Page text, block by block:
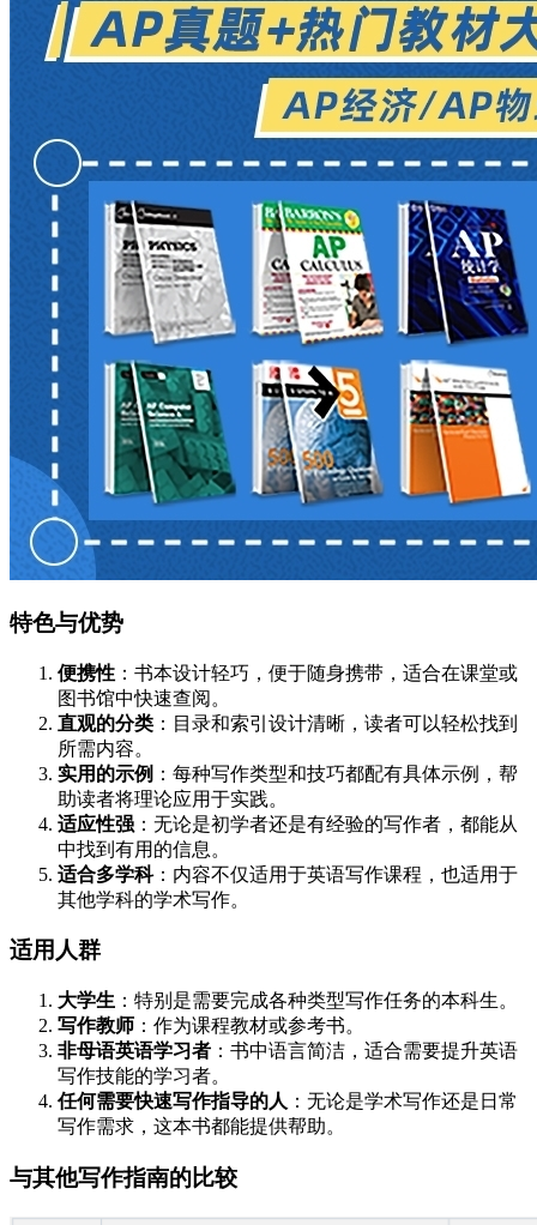
特色与优势
便携性 ：书本设计轻巧，便于随身携带，适合在课堂或
图书馆中快速查阅。
直观的分类 ：目录和索引设计清晰，读者可以轻松找到
所需内容。
实用的示例 ：每种写作类型和技巧都配有具体示例，帮
助读者将理论应用于实践。
适应性强 ：无论是初学者还是有经验的写作者，都能从
中找到有用的信息。
适合多学科：内容不仅适用于英语写作课程，也适用于
其他学科的学术写作。
适用人群
大学生 ：特别是需要完成各种类型写作任务的本科生。
写作教师 ：作为课程教材或参考书。
非母语英语学习者 ：书中语言简洁，适合需要提升英语
写作技能的学习者。
任何需要快速写作指导的人 ：无论是学术写作还是日常
写作需求，这本书都能提供帮助。
与其他写作指南的比较